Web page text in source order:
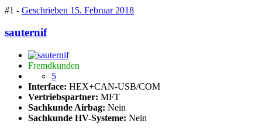
#1 - Geschrieben 15. Februar 2018
sauternif
Fremdkunden
5
Interface: HEX+CAN-USB/COM
Vertriebspartner: MFT
Sachkunde Airbag: Nein
Sachkunde HV-Systeme: Nein